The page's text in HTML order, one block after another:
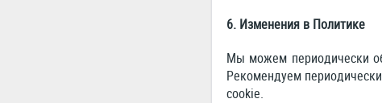
6. Изменения в Политике
Мы можем периодически
Рекомендуем
cookie.